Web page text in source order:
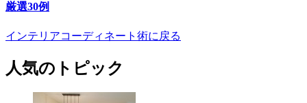
厳選30例
インテリアコーディネート術に戻る
人気のトピック